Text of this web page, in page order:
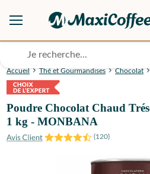
Accueil Thé et Gourmandises Chocolat
Poudre Chocolat Chaud
1 kg - MONBANA
(120)